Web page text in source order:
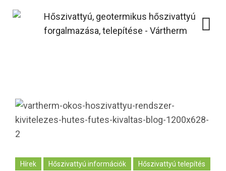
Hírek Hőszivattyú információk Hőszivattyú telepítés